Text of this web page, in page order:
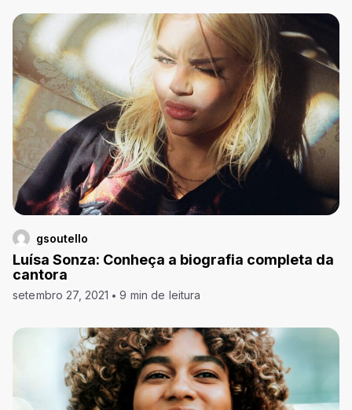
gsoutello
Luísa Sonza: Conheça a biografia completa da
cantora
setembro 27, 2021 9 min de leitura